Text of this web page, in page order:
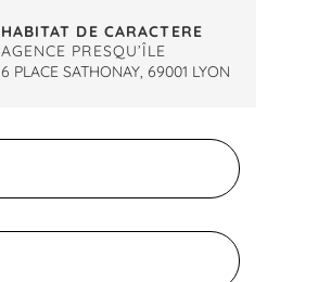
HABITAT DE CARACTERE
AGENCE PRESQU’ÎLE
6 PLACE SATHONAY, 69001 LYON